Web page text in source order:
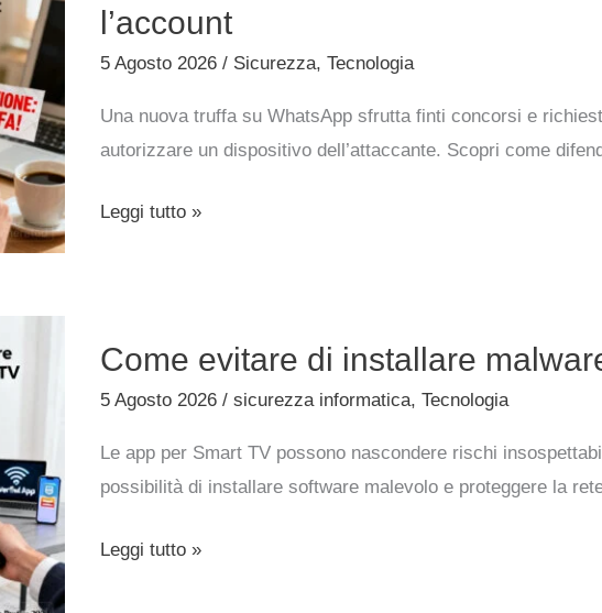
l’account
5 Agosto 2026 / Sicurezza, Tecnologia
Una nuova truffa su WhatsApp sfrutta finti concorsi e
autorizzare un dispositivo dell’attaccante. Scopri come
WhatsApp:
i
finti
eLeggi tutto »
Come evitare di installare
5 Agosto 2026 / sicurezza informatica, Tecnologia
Le app per Smart TV possono nascondere rischi
possibilità di installare software malevolo e proteggere la
evitare
di
malware
sulla
Smart
Leggi tutto »